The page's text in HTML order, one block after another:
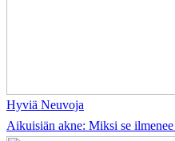
Hyviä Neuvoja
Aikuisiän akne: Miksi se